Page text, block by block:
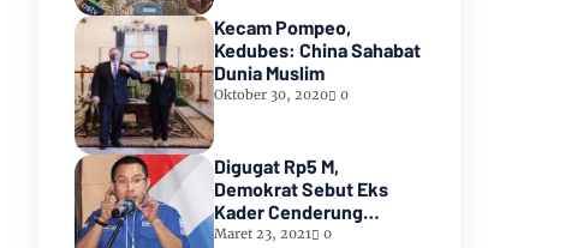
Kecam Pompeo,
Kedubes: China Sahabat
Dunia Muslim
Oktober 30, 2020 0
Digugat Rp5 M,
Demokrat Sebut Eks
Kader Cenderung
Membangkang
Maret 23, 2021 0